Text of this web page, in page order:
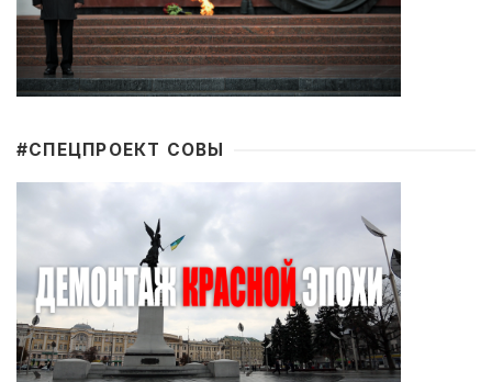
#CПЕЦПРОЕКТ СОВЫ